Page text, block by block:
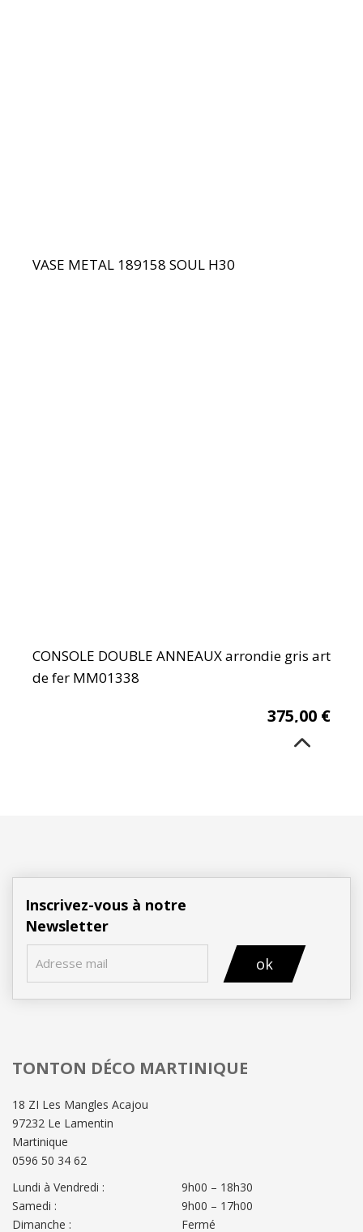
VASE METAL 189158 SOUL H30
CONSOLE DOUBLE ANNEAUX arrondie gris art
de fer MM01338
375,00 €
Inscrivez-vous à notre
Newsletter
ok
TONTON DÉCO MARTINIQUE
18 ZI Les Mangles Acajou
97232 Le Lamentin
Martinique
0596 50 34 62
Lundi à Vendredi :
Samedi :
Dimanche :
9h00 – 18h30
9h00 – 17h00
Fermé